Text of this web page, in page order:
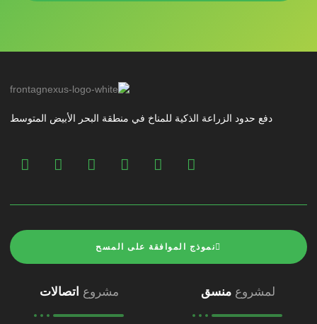
دفع حدود الزراعة الذكية للمناخ في منطقة البحر الأبيض المتوسط
نموذج الموافقة على المسح
لمشروعمنسق مشروع اتصالات